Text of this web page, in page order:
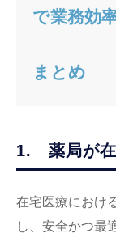
で業務効
まとめ
1. 薬局が在
在宅医療におけ
し、安全かつ最